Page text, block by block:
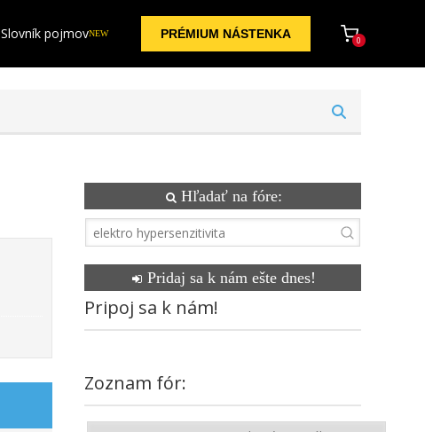
Slovník pojmovNEW PRÉMIUM NÁSTENKA 0
Hľadať na fóre:
Pridaj sa k nám ešte dnes!
Pripoj sa k nám!
Zoznam fór: